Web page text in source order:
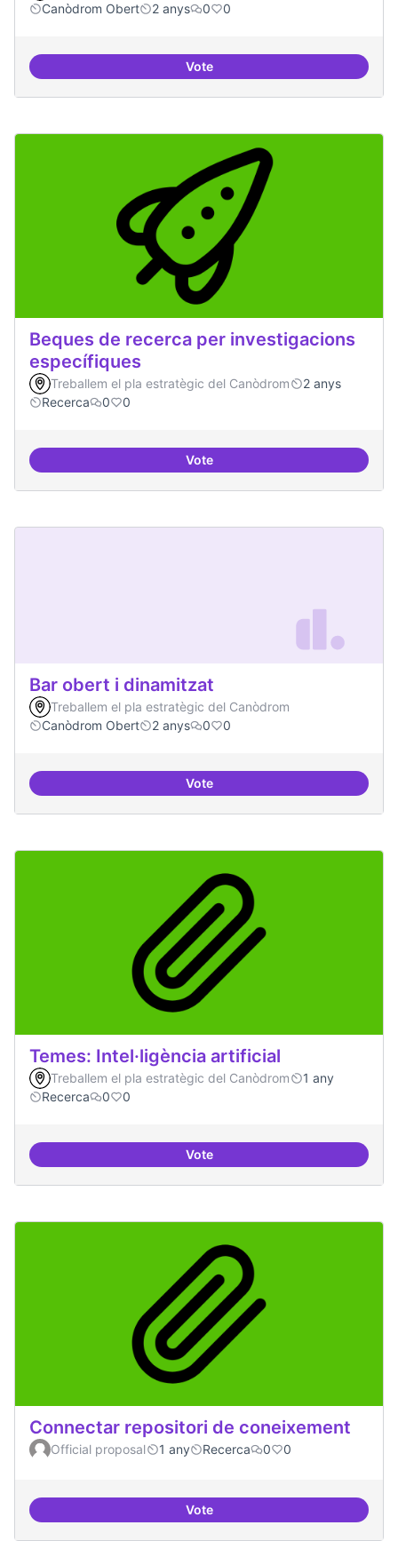
Canòdrom Obert
2 anys 0 0
VoteDrets Humans i capa digital
Beques de recerca per investigacions
específiques
Treballem el pla estratègic del Canòdrom
2 anys
Recerca
0 0
VoteBeques de recerca per
Bar obert i dinamitzat
Treballem el pla estratègic del Canòdrom
Canòdrom Obert
2 anys 0 0
VoteBar obert i dinamitzat
Temes: Intel·ligència artificial
Treballem el pla estratègic del Canòdrom
1 any
Recerca
0 0
VoteTemes: Intel·ligència artificial
Connectar repositori de coneixement
Official proposal 1 any Recerca 0 0
VoteConnectar repositori de